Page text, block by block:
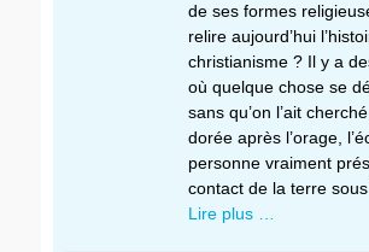
de ses formes
relire aujourd’hui
christianisme ? Il y a
où quelque chose se
sans qu’on l’ait
dorée après l’orage,
personne vraiment
contact de la terre sous
Lire plus …